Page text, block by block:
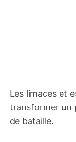
Les limaces et
transformer un
de bataille.